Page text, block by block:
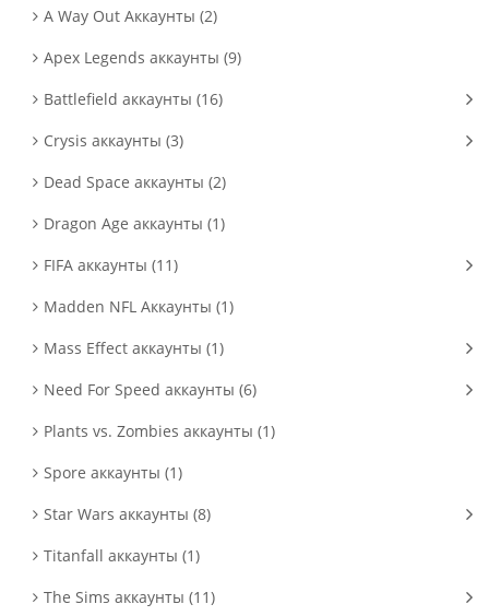
A Way Out Аккаунты (2)
Apex Legends аккаунты (9)
Battlefield аккаунты (16)
Crysis аккаунты (3)
Dead Space аккаунты (2)
Dragon Age аккаунты (1)
FIFA аккаунты (11)
Madden NFL Аккаунты (1)
Mass Effect аккаунты (1)
Need For Speed аккаунты (6)
Plants vs. Zombies аккаунты (1)
Spore аккаунты (1)
Star Wars аккаунты (8)
Titanfall аккаунты (1)
The Sims аккаунты (11)